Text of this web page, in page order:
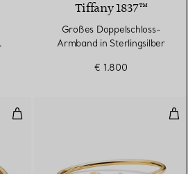
Tiffany 1837™
Großes Doppelschloss-
Armband in Sterlingsilber
€ 1.800
Zweireihiger, aufklappbarer